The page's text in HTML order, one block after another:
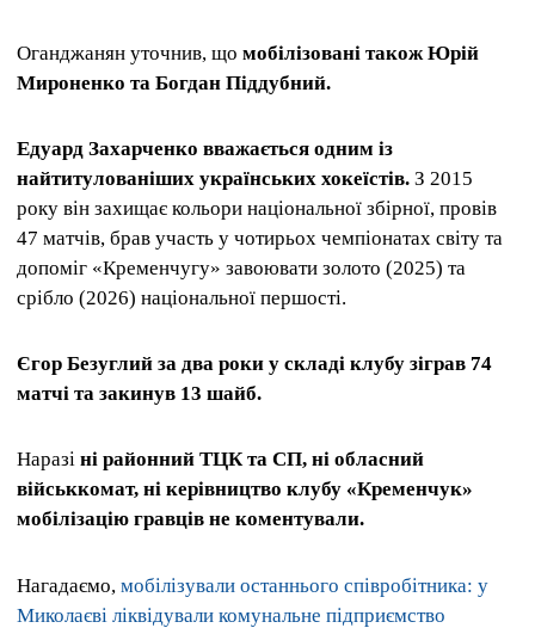
Оганджанян уточнив, що мобілізовані також Юрій
Мироненко та Богдан Піддубний.
Едуард Захарченко вважається одним із
найтитулованіших українських хокеїстів. З 2015
року він захищає кольори національної збірної, провів
47 матчів, брав участь у чотирьох чемпіонатах світу та
допоміг «Кременчугу» завоювати золото (2025) та
срібло (2026) національної першості.
Єгор Безуглий за два роки у складі клубу зіграв 74
матчі та закинув 13 шайб.
Наразі ні районний ТЦК та СП, ні обласний
військкомат, ні керівництво клубу «Кременчук»
мобілізацію гравців не коментували.
Нагадаємо, мобілізували останнього співробітника: у
Миколаєві ліквідували комунальне підприємство